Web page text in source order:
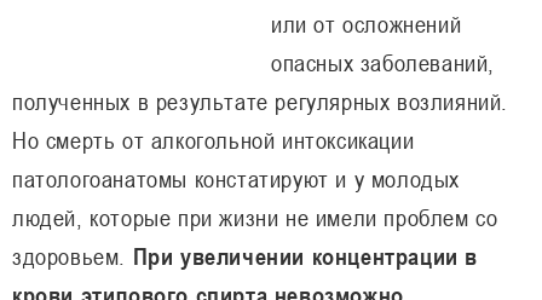
или от осложнений
опасных заболеваний,
полученных в результате регулярных возлияний.
Но смерть от алкогольной интоксикации
патологоанатомы констатируют и у молодых
людей, которые при жизни не имели проблем со
здоровьем. При увеличении концентрации в